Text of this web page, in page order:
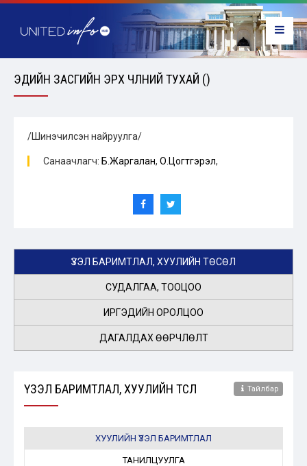
ЭДИЙН ЗАСГИЙН ЭРХ ЧӨЛӨӨНИЙ ТУХАЙ ()
/Шинэчилсэн найруулга/
Санаачлагч: Б.Жаргалан, О.Цогтгэрэл,
ҮЗЭЛ БАРИМТЛАЛ, ХУУЛИЙН ТӨСӨЛ
СУДАЛГАА, ТООЦОО
ИРГЭДИЙН ОРОЛЦОО
ДАГАЛДАХ ӨӨРЧЛӨЛТ
ҮЗЭЛ БАРИМТЛАЛ, ХУУЛИЙН ТӨСӨЛ Тайлбар
ХУУЛИЙН ҮЗЭЛ БАРИМТЛАЛ
ТАНИЛЦУУЛГА